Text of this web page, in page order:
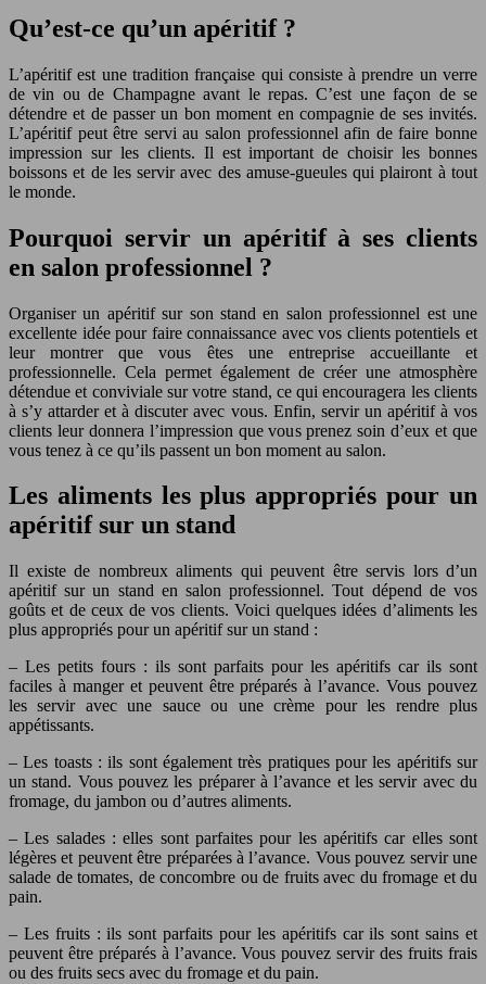
Qu’est-ce qu’un apéritif ?
L’apéritif est une tradition française qui consiste à prendre un verre
de vin ou de Champagne avant le repas. C’est une façon de se
détendre et de passer un bon moment en compagnie de ses invités.
L’apéritif peut être servi au salon professionnel afin de faire bonne
impression sur les clients. Il est important de choisir les bonnes
boissons et de les servir avec des amuse-gueules qui plairont à tout
le monde.
Pourquoi servir un apéritif à ses clients
en salon professionnel ?
Organiser un apéritif sur son stand en salon professionnel est une
excellente idée pour faire connaissance avec vos clients potentiels et
leur montrer que vous êtes une entreprise accueillante et
professionnelle. Cela permet également de créer une atmosphère
détendue et conviviale sur votre stand, ce qui encouragera les clients
à s’y attarder et à discuter avec vous. Enfin, servir un apéritif à vos
clients leur donnera l’impression que vous prenez soin d’eux et que
vous tenez à ce qu’ils passent un bon moment au salon.
Les aliments les plus appropriés pour un
apéritif sur un stand
Il existe de nombreux aliments qui peuvent être servis lors d’un
apéritif sur un stand en salon professionnel. Tout dépend de vos
goûts et de ceux de vos clients. Voici quelques idées d’aliments les
plus appropriés pour un apéritif sur un stand :
– Les petits fours : ils sont parfaits pour les apéritifs car ils sont
faciles à manger et peuvent être préparés à l’avance. Vous pouvez
les servir avec une sauce ou une crème pour les rendre plus
appétissants.
– Les toasts : ils sont également très pratiques pour les apéritifs sur
un stand. Vous pouvez les préparer à l’avance et les servir avec du
fromage, du jambon ou d’autres aliments.
– Les salades : elles sont parfaites pour les apéritifs car elles sont
légères et peuvent être préparées à l’avance. Vous pouvez servir une
salade de tomates, de concombre ou de fruits avec du fromage et du
pain.
– Les fruits : ils sont parfaits pour les apéritifs car ils sont sains et
peuvent être préparés à l’avance. Vous pouvez servir des fruits frais
ou des fruits secs avec du fromage et du pain.